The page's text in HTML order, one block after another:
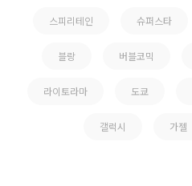
스피리테인 슈퍼스타
블랑 버블코믹
라이토라마 도쿄
갤럭시 가젤